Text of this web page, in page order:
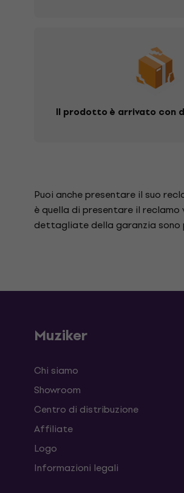
Il prodotto è arrivato con
Puoi anche presentare il suo
è quella di presentare il reclamo
dettagliate della garanzia sono
Muziker
Chi siamo
Showroom
Centro di distribuzione
Affiliate
Logo
Informazioni legali